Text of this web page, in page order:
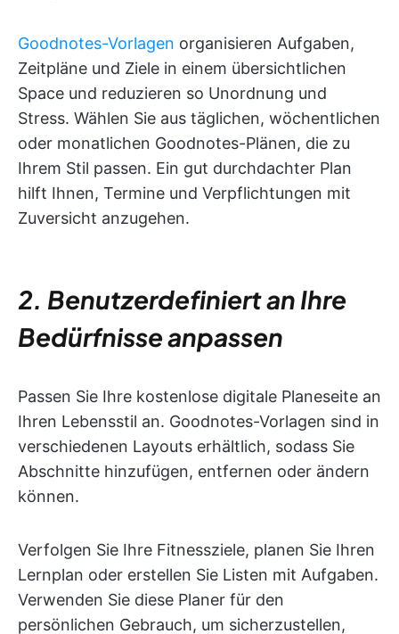
Goodnotes-Vorlagen organisieren Aufgaben,
Zeitpläne und Ziele in einem übersichtlichen
Space und reduzieren so Unordnung und
Stress. Wählen Sie aus täglichen, wöchentlichen
oder monatlichen Goodnotes-Plänen, die zu
Ihrem Stil passen. Ein gut durchdachter Plan
hilft Ihnen, Termine und Verpflichtungen mit
Zuversicht anzugehen.
2. Benutzerdefiniert an Ihre
Bedürfnisse anpassen
Passen Sie Ihre kostenlose digitale Planeseite an
Ihren Lebensstil an. Goodnotes-Vorlagen sind in
verschiedenen Layouts erhältlich, sodass Sie
Abschnitte hinzufügen, entfernen oder ändern
können.
Verfolgen Sie Ihre Fitnessziele, planen Sie Ihren
Lernplan oder erstellen Sie Listen mit Aufgaben.
Verwenden Sie diese Planer für den
persönlichen Gebrauch, um sicherzustellen,